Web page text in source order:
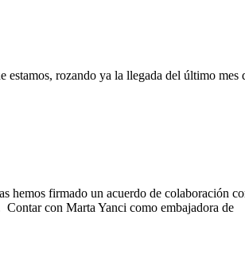
rozando ya la llegada del último
hemos firmado un acuerdo de
Contar con Marta Yanci como embajadora de